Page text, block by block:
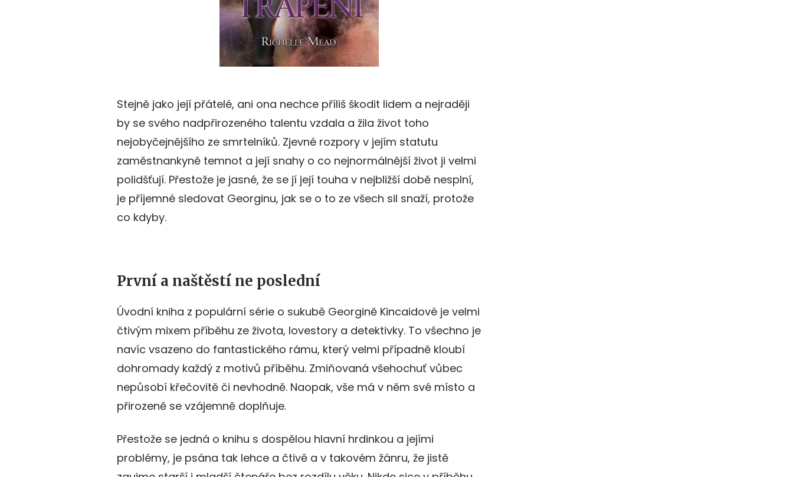
Stejně jako její přátelé, ani ona nechce příliš škodit lidem a nejraději
by se svého nadpřirozeného talentu vzdala a žila život toho
nejobyčejnějšího ze smrtelníků. Zjevné rozpory v jejím statutu
zaměstnankyně temnot a její snahy o co nejnormálnější život ji velmi
polidšťují. Přestože je jasné, že se jí její touha v nejbližší době nesplní,
je příjemné sledovat Georginu, jak se o to ze všech sil snaží, protože
co kdyby.
První a naštěstí ne poslední
Úvodní kniha z populární série o sukubě Georgině Kincaidové je velmi
čtivým mixem příběhu ze života, lovestory a detektivky. To všechno je
navíc vsazeno do fantastického rámu, který velmi případně kloubí
dohromady každý z motivů příběhu. Zmiňovaná všehochuť vůbec
nepůsobí křečovitě či nevhodně. Naopak, vše má v něm své místo a
přirozeně se vzájemně doplňuje.
Přestože se jedná o knihu s dospělou hlavní hrdinkou a jejími
problémy, je psána tak lehce a čtivě a v takovém žánru, že jistě